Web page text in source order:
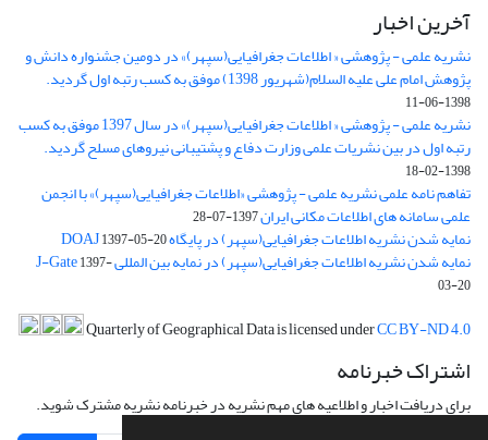
آخرین اخبار
نشریه علمی - پژوهشی « اطلاعات جغرافیایی(سپهر)» در دومین جشنواره دانش و
پژوهش امام علی علیه السلام(شهریور 1398) موفق به کسب رتبه اول گردید.
1398-06-11
نشریه علمی - پژوهشی « اطلاعات جغرافیایی(سپهر)» در سال 1397 موفق به کسب
رتبه اول در بین نشریات علمی وزارت دفاع و پشتیبانی نیروهای مسلح گردید.
1398-02-18
تفاهم نامه علمی نشریه علمی - پژوهشی «اطلاعات جغرافیایی(سپهر)» با انجمن
علمی سامانه های اطلاعات مکانی ایران1397-07-28
نمایه شدن نشریه اطلاعات جغرافیایی(سپهر) در پایگاه DOAJ1397-05-20
نمایه شدن نشریه اطلاعات جغرافیایی(سپهر) در نمایه بین المللی J-Gate1397-
03-20
Quarterly of Geographical Data is licensed underCC BY-ND 4.0
اشتراک خبرنامه
برای دریافت اخبار و اطلاعیه های مهم نشریه در خبرنامه نشریه مشترک شوید.